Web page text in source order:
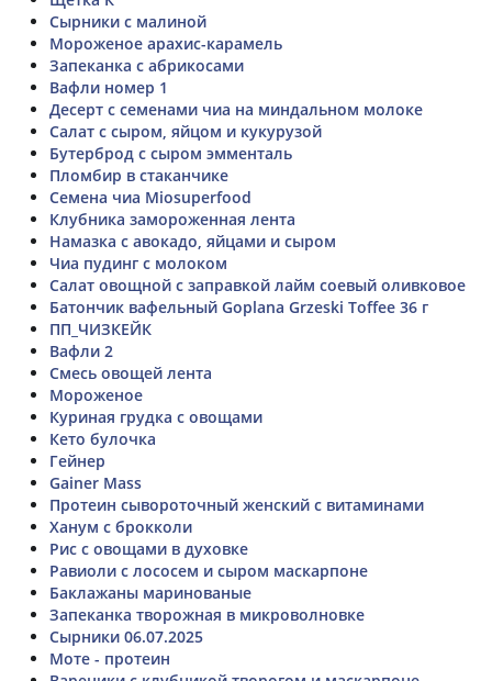
Сырники с малиной
Мороженое арахис-карамель
Запеканка с абрикосами
Вафли номер 1
Десерт с семенами чиа на миндальном молоке
Салат с сыром, яйцом и кукурузой
Бутерброд с сыром эмменталь
Пломбир в стаканчике
Семена чиа Miosuperfood
Клубника замороженная лента
Намазка с авокадо, яйцами и сыром
Чиа пудинг с молоком
Салат овощной с заправкой лайм соевый оливковое
Батончик вафельный Goplana Grzeski Toffee 36 г
ПП_ЧИЗКЕЙК
Вафли 2
Смесь овощей лента
Мороженое
Куриная грудка с овощами
Кето булочка
Гейнер
Gainer Mass
Протеин сывороточный женский с витаминами
Ханум с брокколи
Рис с овощами в духовке
Равиоли с лососем и сыром маскарпоне
Баклажаны маринованые
Запеканка творожная в микроволновке
Сырники 06.07.2025
Моте - протеин